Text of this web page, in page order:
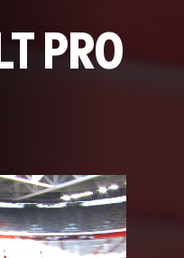
PRO